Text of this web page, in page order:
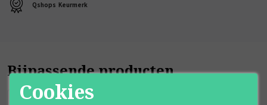
Qshops Keurmerk
Bijpassende producten
Cookies